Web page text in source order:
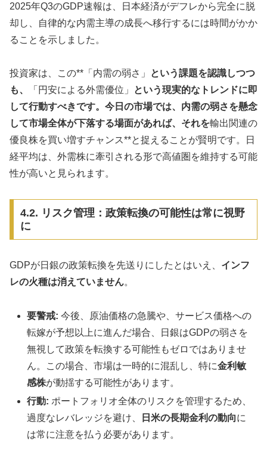
2025年Q3のGDP速報は、日本経済がデフレから完全に脱
却し、自律的な内需主導の成長へ移行するには時間がかか
ることを示しました。
投資家は、この**「内需の弱さ」
という課題を認識しつつ
も、
「円安による外需優位」
という現実的なトレンドに即
して行動すべきです。今日の市場では、内需の弱さを懸念
して市場全体が下落する場面があれば、それを輸出関連の
優良株を買い増すチャンス**と捉えることが賢明です。日
経平均は、外需株に牽引される形で高値圏を維持する可能
性が高いと見られます。
4.2. リスク管理：政策転換の可能性は常に視野
に
GDPが日銀の政策転換を先送りにしたとはいえ、 インフ
レの火種は消えていません。
要警戒: 今後、原油価格の急騰や、サービス価格への
転嫁が予想以上に進んだ場合、日銀はGDPの弱さを
無視して政策を転換する可能性もゼロではありませ
ん。この場合、市場は一時的に混乱し、特に金利敏
感株が動揺する可能性があります。
行動: ポートフォリオ全体のリスクを管理するため、
過度なレバレッジを避け、
日米の長期金利の動向に
は常に注意を払う必要があります。